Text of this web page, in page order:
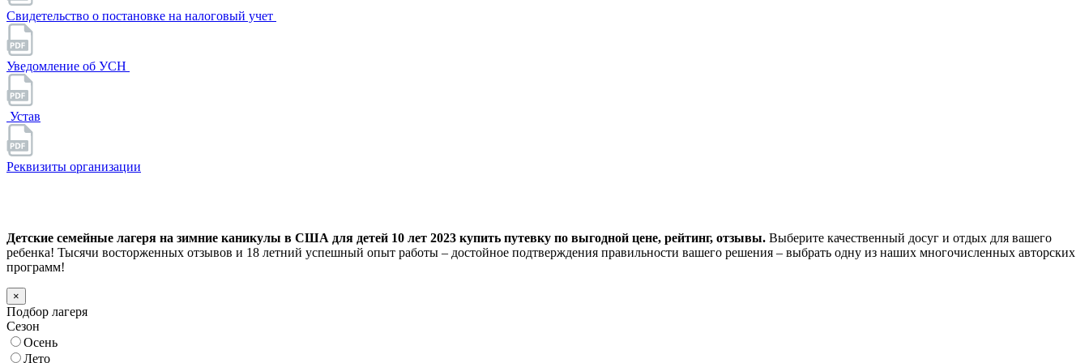
Свидетельство о постановке на налоговый учет
Уведомление об УСН
Устав
Реквизиты организации
Детские семейные лагеря на зимние каникулы в США для детей 10 лет 2023 купить путевку по выгодной цене, рейтинг, отзывы. Выберите качественный досуг и отдых для вашего
ребенка! Тысячи восторженных отзывов и 18 летний успешный опыт работы – достойное подтверждения правильности вашего решения – выбрать одну из наших многочисленных авторских
программ!
×
Подбор лагеря
Сезон
Осень
Лето